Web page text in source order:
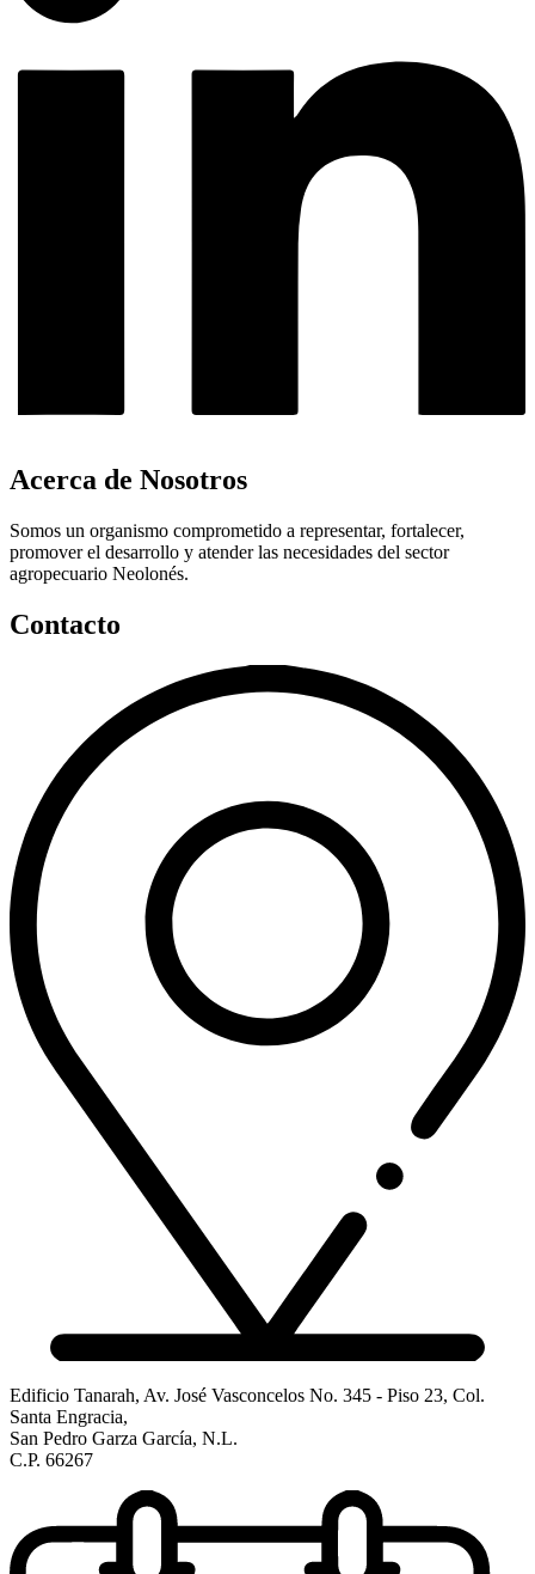
Acerca de Nosotros
Somos un organismo comprometido a representar, fortalecer,
promover el desarrollo y atender las necesidades del sector
agropecuario Neolonés.
Contacto
Edificio Tanarah, Av. José Vasconcelos No. 345 - Piso 23, Col.
Santa Engracia,
San Pedro Garza García, N.L.
C.P. 66267